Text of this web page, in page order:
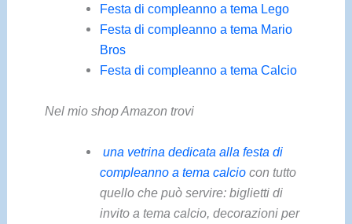
Festa di compleanno a tema Lego
Festa di compleanno a tema Mario
Bros
Festa di compleanno a tema Calcio
Nel mio shop Amazon trovi
una vetrina dedicata alla festa di
compleanno a tema calciocon tutto
quello che può servire: biglietti di
invito a tema calcio, decorazioni per